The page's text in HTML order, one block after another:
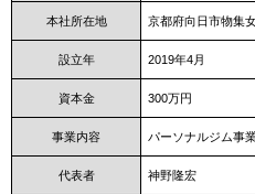
本社所在地 京都府向日市物集
設立年 2019年4月
資本金 300万円
事業内容 パーソナルジム事
代表者 神野隆宏